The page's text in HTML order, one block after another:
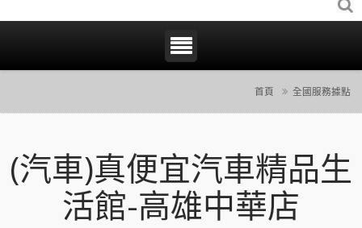
首頁 全國服務據點
(汽車)真便宜汽車精品生
活館-高雄中華店